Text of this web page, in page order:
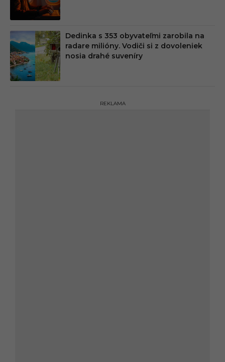
Dedinka s 353 obyvateľmi zarobila na
radare milióny. Vodiči si z dovoleniek
nosia drahé suveníry
REKLAMA